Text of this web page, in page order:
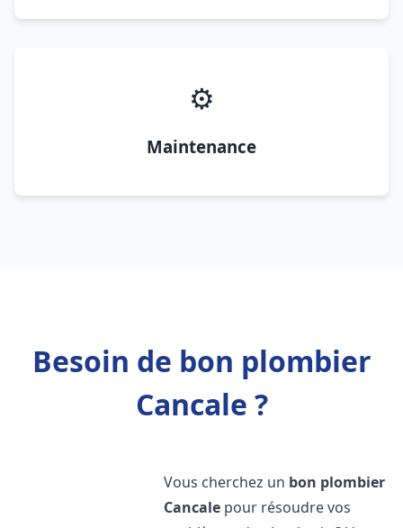
⚙️
Maintenance
Besoin de bon plombier
Cancale ?
Vous cherchez un bon plombier
Cancale pour résoudre vos